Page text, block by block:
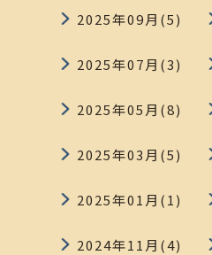
2025年09月(5)
2025年07月(3)
2025年05月(8)
2025年03月(5)
2025年01月(1)
2024年11月(4)